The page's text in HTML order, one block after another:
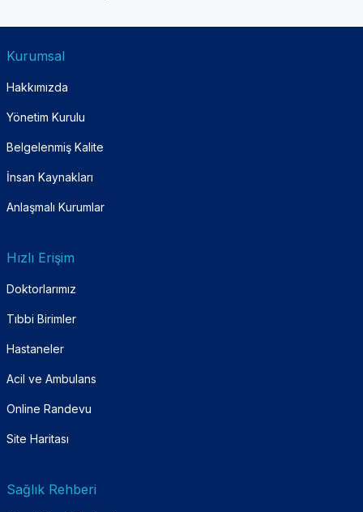
Kurumsal
Hakkımızda
Yönetim Kurulu
Belgelenmiş Kalite
İnsan Kaynakları
Anlaşmalı Kurumlar
Hızlı Erişim
Doktorlarımız
Tıbbi Birimler
Hastaneler
Acil ve Ambulans
Online Randevu
Site Haritası
Sağlık Rehberi